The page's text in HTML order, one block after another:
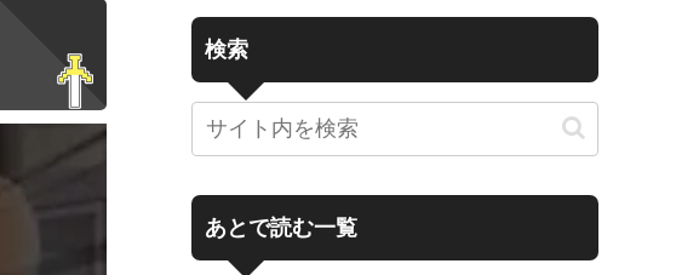
検索
あとで読む一覧